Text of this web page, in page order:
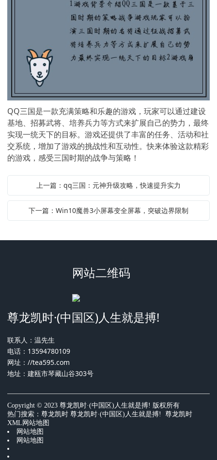
QQ三国是一款充满策略和乐趣的游戏，玩家可以通过建设
基地、招募武将、培养兵力等方式来扩展自己的势力，最终
实现一统天下的目标。游戏还提供了丰富的任务、活动和社
交系统，增加了游戏的挑战性和互动性。快来体验这款精彩
的游戏，感受三国时期的战争与策略！
上一篇：qq三国：元神升级攻略，快速提升实力
下一篇：Win10魔兽3小屏幕变全屏幕，突破边界限制
网站二维码
尊龙凯时·(中国区)人生就是搏!
联系人：温先生
电话：13594780109
网址： //tea595.com
地址：建瓯市琴藏山谷303号
Copyright © 2023 尊龙凯时·(中国区)人生就是搏! 版权所有
热门搜索： 尊龙凯时 尊龙凯时·(中国区)人生就是搏! 尊龙凯时
XML网站地图
网站地图
网站地图